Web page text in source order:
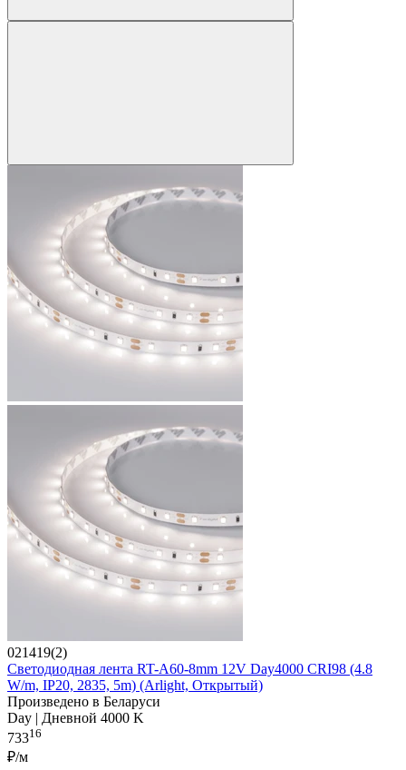
021419(2)
Светодиодная лента RT-A60-8mm 12V Day4000 CRI98 (4.8
W/m, IP20, 2835, 5m) (Arlight, Открытый)
Произведено в Беларуси
Day | Дневной 4000 K
73316
₽/м